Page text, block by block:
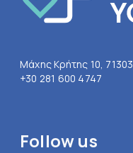
Μάχης Κρήτης 10,
+30 281 600 4747
Follow us